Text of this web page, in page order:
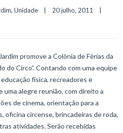
, Unidade
promove a Colônia de Férias da
do Circo”. Contando com uma equipe
física, recreadores e
uma alegre reunião, com direito a
de cinema, orientação para a
oficina circense, brincadeiras de roda,
atividades. Serão recebidas